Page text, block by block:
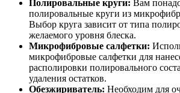
Полировальные круги: Вам
полировальные круги из
Выбор круга зависит от типа
желаемого уровня блеска.
Микрофибровые салфетки:
микрофибровые салфетки для
располировки полировального
удаления остатков.
Обезжириватель: Необходим для